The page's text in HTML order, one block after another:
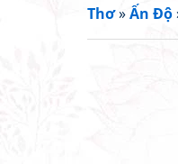
Thơ»Ấn Độ